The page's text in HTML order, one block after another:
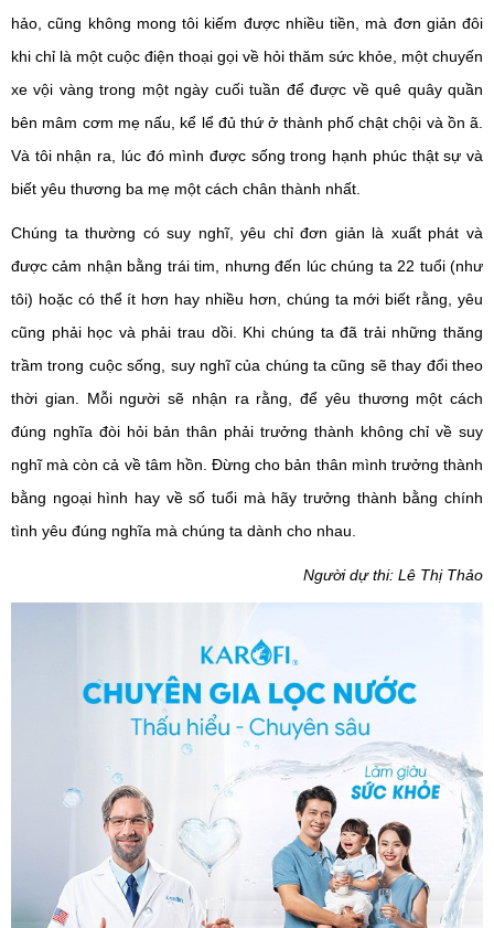
hảo, cũng không mong tôi kiếm được nhiều tiền, mà đơn giản đôi
khi chỉ là một cuộc điện thoại gọi về hỏi thăm sức khỏe, một chuyến
xe vội vàng trong một ngày cuối tuần để được về quê quây quần
bên mâm cơm mẹ nấu, kể lể đủ thứ ở thành phố chật chội và ồn ã.
Và tôi nhận ra, lúc đó mình được sống trong hạnh phúc thật sự và
biết yêu thương ba mẹ một cách chân thành nhất.
Chúng ta thường có suy nghĩ, yêu chỉ đơn giản là xuất phát và
được cảm nhận bằng trái tim, nhưng đến lúc chúng ta 22 tuổi (như
tôi) hoặc có thể ít hơn hay nhiều hơn, chúng ta mới biết rằng, yêu
cũng phải học và phải trau dồi. Khi chúng ta đã trải những thăng
trầm trong cuộc sống, suy nghĩ của chúng ta cũng sẽ thay đổi theo
thời gian. Mỗi người sẽ nhận ra rằng, để yêu thương một cách
đúng nghĩa đòi hỏi bản thân phải trưởng thành không chỉ về suy
nghĩ mà còn cả về tâm hồn. Đừng cho bản thân mình trưởng thành
bằng ngoại hình hay về số tuổi mà hãy trưởng thành bằng chính
tình yêu đúng nghĩa mà chúng ta dành cho nhau.
Người dự thi: Lê Thị Thảo